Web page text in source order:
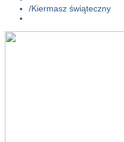
/Kiermasz świąteczny